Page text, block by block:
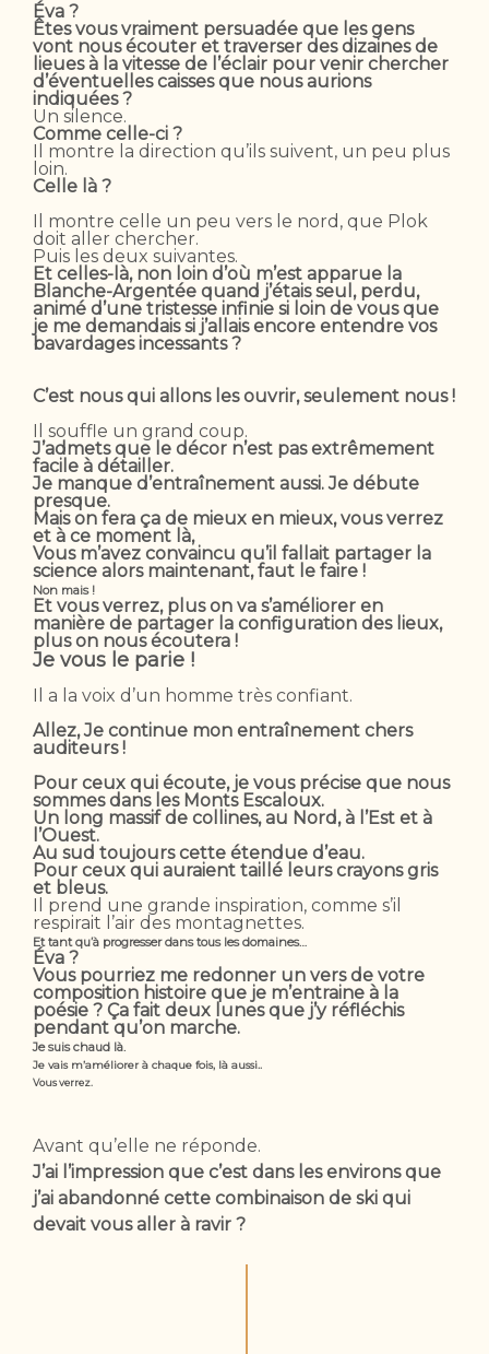
Éva ?
Êtes vous vraiment persuadée que les gens
vont nous écouter et traverser des dizaines de
lieues à la vitesse de l’éclair pour venir chercher
d’éventuelles caisses que nous aurions
indiquées ?
Un silence.
Comme celle-ci ?
Il montre la direction qu’ils suivent, un peu plus
loin.
Celle là ?
Il montre celle un peu vers le nord, que Plok
doit aller chercher.
Puis les deux suivantes.
Et celles-là, non loin d’où m’est apparue la
Blanche-Argentée quand j’étais seul, perdu,
animé d’une tristesse infinie si loin de vous que
je me demandais si j’allais encore entendre vos
bavardages incessants ?
C’est nous qui allons les ouvrir, seulement nous !
Il souffle un grand coup.
J’admets que le décor n’est pas extrêmement
facile à détailler.
Je manque d’entraînement aussi. Je débute
presque.
Mais on fera ça de mieux en mieux, vous verrez
et à ce moment là,
Vous m’avez convaincu qu’il fallait partager la
science alors maintenant, faut le faire !
Non mais !
Et vous verrez, plus on va s’améliorer en
manière de partager la configuration des lieux,
plus on nous écoutera !
Je vous le parie !
Il a la voix d’un homme très confiant.
Allez, Je continue mon entraînement chers
auditeurs !
Pour ceux qui écoute, je vous précise que nous
sommes dans les Monts Escaloux.
Un long massif de collines, au Nord, à l’Est et à
l’Ouest.
Au sud toujours cette étendue d’eau.
Pour ceux qui auraient taillé leurs crayons gris
et bleus.
Il prend une grande inspiration, comme s’il
respirait l’air des montagnettes.
Et tant qu’à progresser dans tous les domaines…
Éva ?
Vous pourriez me redonner un vers de votre
composition histoire que je m’entraine à la
poésie ? Ça fait deux lunes que j’y réfléchis
pendant qu’on marche.
Je suis chaud là.
Je vais m’améliorer à chaque fois, là aussi..
Vous verrez.
Avant qu’elle ne réponde.
J’ai l’impression que c’est dans les environs que
j’ai abandonné cette combinaison de ski qui
devait vous aller à ravir ?